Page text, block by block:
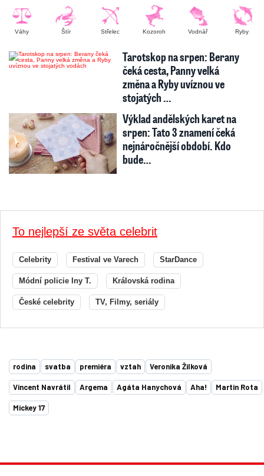
Váhy Štír Střelec Kozoroh Vodnář Ryby
Tarotskop na srpen: Berany
čeká cesta, Panny velká
změna a Ryby uvíznou ve
stojatých …
Výklad andělských karet na
srpen: Tato 3 znamení čeká
nejnáročnější období. Kdo
bude…
To nejlepší ze světa celebrit
Celebrity Festival ve Varech StarDance
Módní policie Iny T. Královská rodina
České celebrity TV, Filmy, seriály
rodina svatba premiéra vztah Veronika Žilková
Vincent Navrátil Argema Agáta Hanychová Aha! Martin Rota
Mickey 17